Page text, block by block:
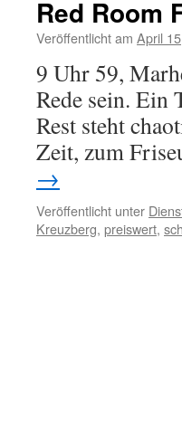
Red Room
Veröffentlicht am April
9 Uhr 59,
Rede sein. Ein
Rest steht
Zeit, zum
→
Veröffentlicht unter
Kreuzberg, preiswert,